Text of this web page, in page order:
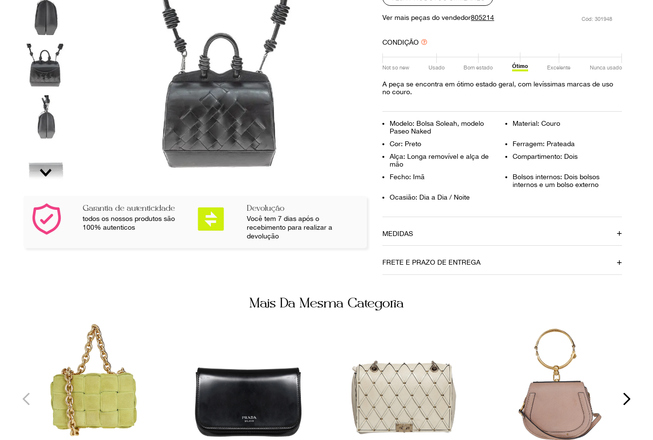
Garantia de autenticidade
todos os nossos produtos são
100% autenticos
Devolução
Você tem 7 dias após o
recebimento para realizar a
devolução
Ver mais peças do vendedor805214 : 301948
CONDIÇÃO
Not so new Usado Bom estado Ótimo Excelente Nunca usado
A peça se encontra em ótimo estado geral, com levíssimas marcas de uso
no couro.
Modelo: Bolsa Soleah, modelo
Paseo Naked
Material: Couro
Cor: Preto
Ferragem: Prateada
Alça: Longa removível e alça de
mão
Compartimento: Dois
Fecho: Imã
Bolsos internos: Dois bolsos
internos e um bolso externo
Ocasião: Dia a Dia / Noite
MEDIDAS
Pequeno
Ainda com dúvidas sobre as medidas? Fale com a nossa equipe.
FRETE E PRAZO DE ENTREGA
Não sei meu CEP
Mais Da Mesma Categoria